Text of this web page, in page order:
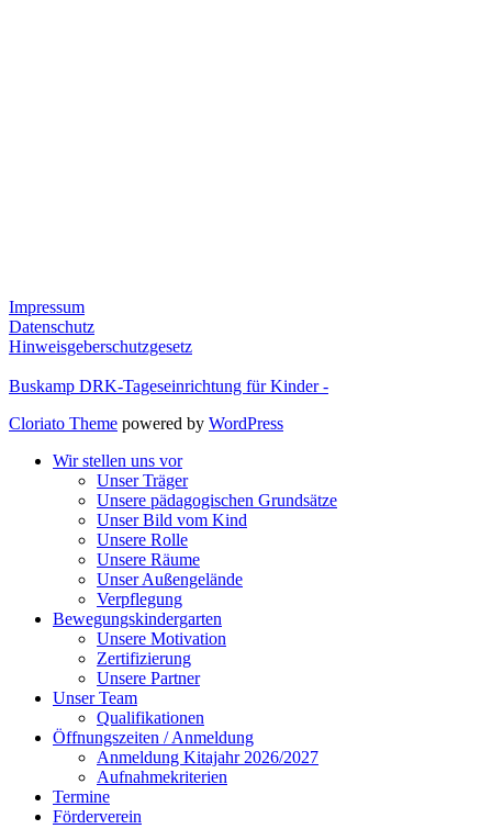
Impressum
Datenschutz
Hinweisgeberschutzgesetz
Buskamp DRK-Tageseinrichtung für Kinder -
Cloriato Theme powered by WordPress
Wir stellen uns vor
Unser Träger
Unsere pädagogischen Grundsätze
Unser Bild vom Kind
Unsere Rolle
Unsere Räume
Unser Außengelände
Verpflegung
Bewegungskindergarten
Unsere Motivation
Zertifizierung
Unsere Partner
Unser Team
Qualifikationen
Öffnungszeiten / Anmeldung
Anmeldung Kitajahr 2026/2027
Aufnahmekriterien
Termine
Förderverein